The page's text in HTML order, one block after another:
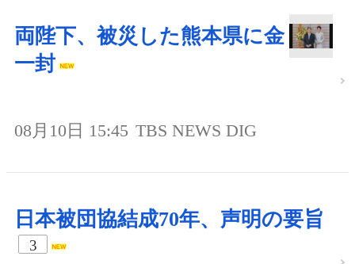
両陛下、被災した熊本県に金
一封
08月10日 15:45 TBS NEWS DIG
日本被団協結成70年、声明の要旨
3